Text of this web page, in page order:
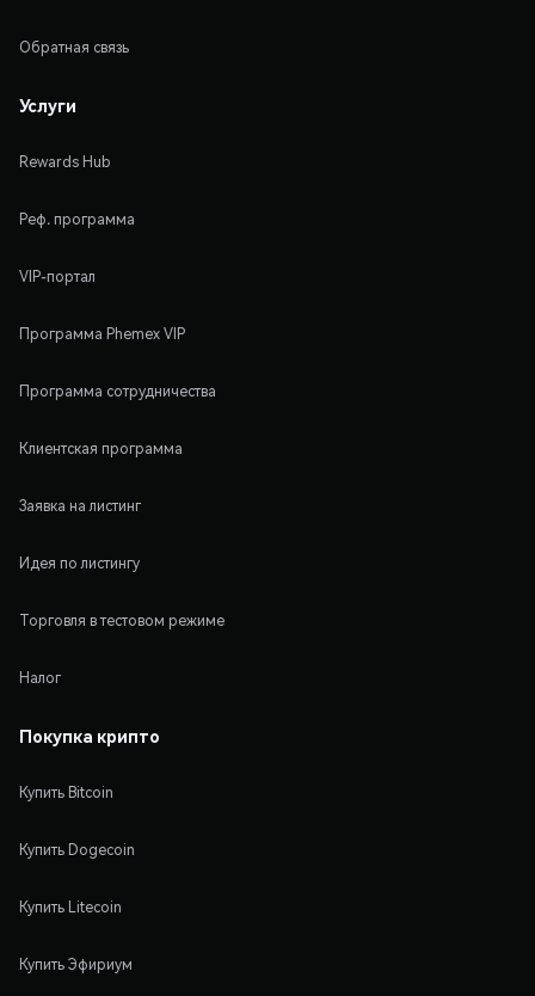
Обратная связь
Услуги
Rewards Hub
Реф. программа
VIP-портал
Программа Phemex VIP
Программа сотрудничества
Клиентская программа
Заявка на листинг
Идея по листингу
Торговля в тестовом режиме
Налог
Покупка крипто
Купить Bitcoin
Купить Dogecoin
Купить Litecoin
Купить Эфириум